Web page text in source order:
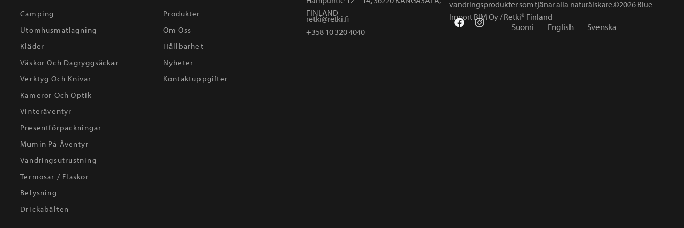
Camping
Utomhusmatlagning
Kläder
Väskor Och Dagryggsäckar
Verktyg Och Knivar
Kameror Och Optik
Vinteräventyr
Presentförpackningar
Mumin På Äventyr
Vandringsutrustning
Termosar / Flaskor
Belysning
Drickabälten
Produkter
Om Oss
Hållbarhet
Nyheter
Kontaktuppgifter
FINLAND
retki@retki.fi
+358 10 320 4040
vandringsprodukter som tjänar alla naturälskare.©2026 Blue
Import BIM Oy / Retki® Finland
Suomi English Svenska